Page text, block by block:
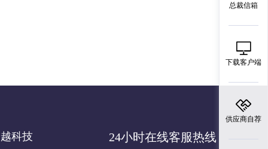
科技 24小时在线客服热线
总裁信箱
下载客户端
供应商自荐